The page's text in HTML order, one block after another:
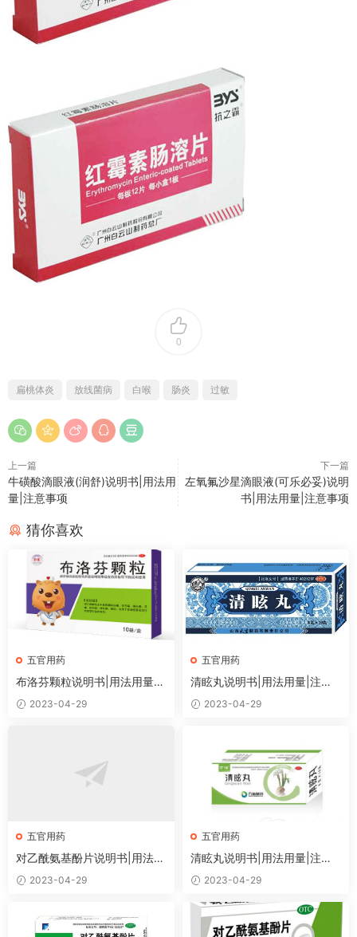
0
扁桃体炎 放线菌病 白喉 肠炎 过敏
上一篇
牛磺酸滴眼液(润舒)说明书|用法用
量|注意事项
下一篇
左氧氟沙星滴眼液(可乐必妥)说明
书|用法用量|注意事项
猜你喜欢
五官用药
布洛芬颗粒说明书|用法用量|
注意事项
2023-04-29
五官用药
清眩丸说明书|用法用量|注意
事项2023-04-29
五官用药
对乙酰氨基酚片说明书|用法用
量|注意事项
2023-04-29
五官用药
清眩丸说明书|用法用量|注意
事项2023-04-29